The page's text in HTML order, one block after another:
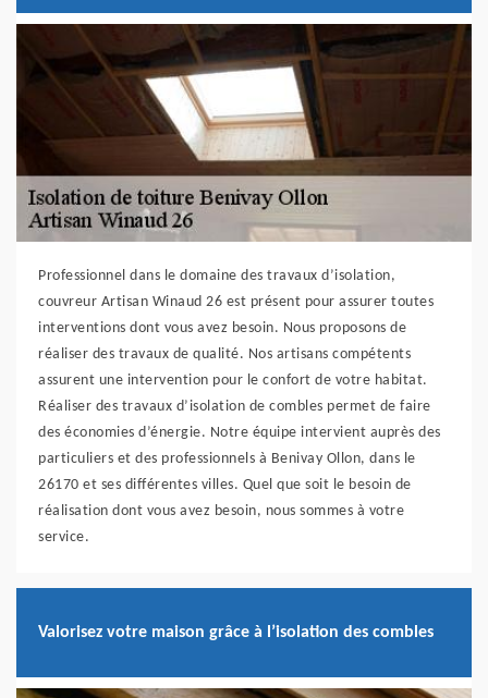
Professionnel dans le domaine des travaux d’isolation,
couvreur Artisan Winaud 26 est présent pour assurer toutes
interventions dont vous avez besoin. Nous proposons de
réaliser des travaux de qualité. Nos artisans compétents
assurent une intervention pour le confort de votre habitat.
Réaliser des travaux d’isolation de combles permet de faire
des économies d’énergie. Notre équipe intervient auprès des
particuliers et des professionnels à Benivay Ollon, dans le
26170 et ses différentes villes. Quel que soit le besoin de
réalisation dont vous avez besoin, nous sommes à votre
service.
Valorisez votre maison grâce à l’isolation des combles